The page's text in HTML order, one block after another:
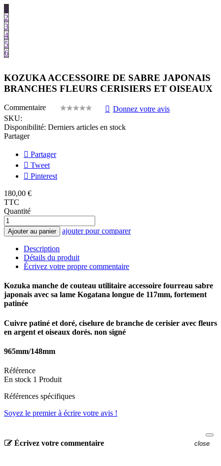
1
2
3
4
5
6
KOZUKA ACCESSOIRE DE SABRE JAPONAIS
BRANCHES FLEURS CERISIERS ET OISEAUX
Commentaire
Donnez votre avis
SKU:
Disponibilité: Derniers articles en stock
Partager
Partager
Tweet
Pinterest
180,00 €
TTC
Quantité
Ajouter au panier ajouter pour comparer
Description
Détails du produit
Écrivez votre propre commentaire
Kozuka manche de couteau utilitaire accessoire fourreau sabre
japonais avec sa lame Kogatana longue de 117mm, fortement
patinée
Cuivre patiné et doré, ciselure de branche de cerisier avec fleurs
en argent et oiseaux dorés. non signé
965mm/148mm
Référence
En stock 1 Produit
Références spécifiques
Soyez le premier à écrire votre avis !
Écrivez votre commentaire close